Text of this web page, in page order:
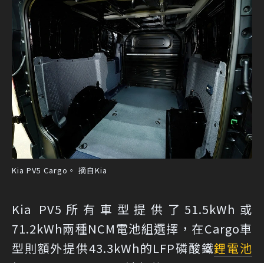
Kia PV5 Cargo。 摘自Kia
Kia PV5所有車型提供了51.5kWh或
71.2kWh兩種NCM電池組選擇，在Cargo車
型則額外提供43.3kWh的LFP磷酸鐵鋰電池